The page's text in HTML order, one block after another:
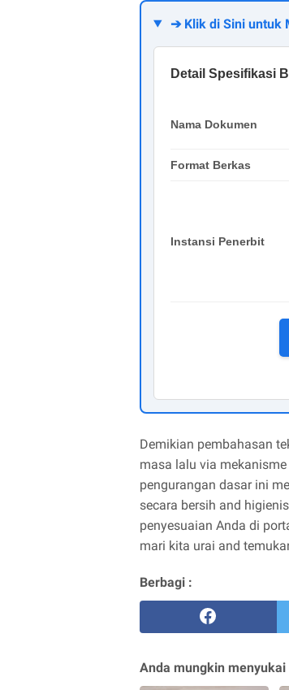
➔ Klik di Sini untuk
Detail Spesifikasi
Nama Dokumen
Format Berkas
Instansi Penerbit
Demikian pembahasan
masa lalu via
pengurangan dasar ini
secara bersih and
penyesuaian Anda di
mari kita urai and
Berbagi :
Anda mungkin